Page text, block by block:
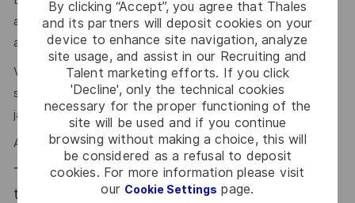
By clicking “Accept”, you agree that Thales
and its partners will deposit cookies on your
device to enhance site navigation, analyze
site usage, and assist in our Recruiting and
Talent marketing efforts. If you click
'Decline', only the technical cookies
necessary for the proper functioning of the
site will be used and if you continue
browsing without making a choice, this will
be considered as a refusal to deposit
cookies. For more information please visit
our Cookie Settings page.
accordons une grande importance à l'accompagnement et
au développement de chacun.
Vous êtes passionné(e) par les défis techniques et
souhaitez travailler dans un monde en mouvement sans
jamais vous ennuyer ?
Alors, ce poste est pour vous!
Thales, entreprise Handi-Engagée, reconnait
tous les talents. La diversité est notre meilleur